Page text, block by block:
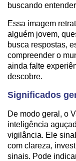
buscando
Essa imagem
alguém jovem,
busca respostas,
compreender o
ainda falte
descobre.
Significados
De modo geral, o
inteligência
vigilância. Ele
com clareza,
sinais. Pode